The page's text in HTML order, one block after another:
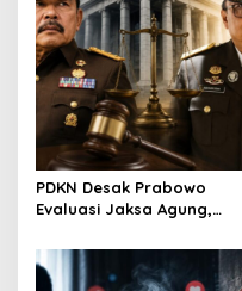
PDKN Desak Prabowo
Evaluasi Jaksa Agung,
Agung sebagai Pengganti